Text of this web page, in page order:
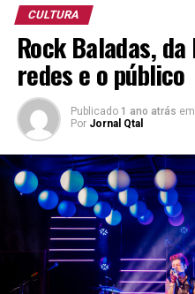
(Copa Libertadores)
13º Concurso Brasileiro da
Porter
Oktoberfest
Kellerbier Naturtrüb
CULTURA
Rock Baladas,
redes e o público
Publicado 1 ano atrás em
Por Jornal Qtal